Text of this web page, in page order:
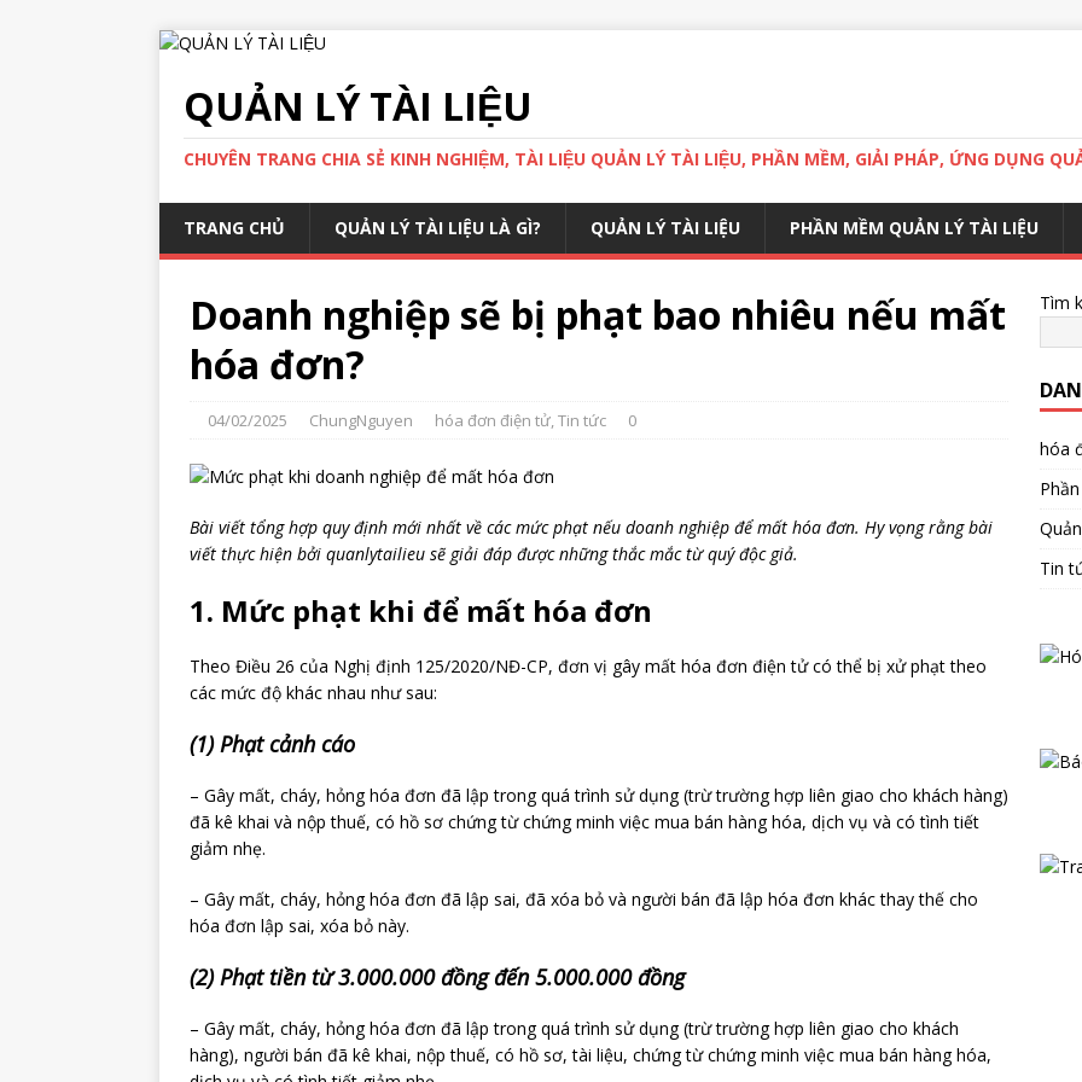
QUẢN LÝ TÀI LIỆU
CHUYÊN TRANG CHIA SẺ KINH NGHIỆM, TÀI LIỆU QUẢN LÝ TÀI LIỆU, PHẦN MỀM, GIẢI PHÁP, ỨNG DỤNG
TRANG CHỦ QUẢN LÝ TÀI LIỆU LÀ GÌ? QUẢN LÝ TÀI LIỆU PHẦN MỀM QUẢN LÝ TÀI LIỆU
Doanh nghiệp sẽ bị phạt bao nhiêu nếu mất
hóa đơn?
04/02/2025 ChungNguyen hóa đơn điện tử,Tin tức 0
Bài viết tổng hợp quy định mới nhất về các mức phạt nếu doanh nghiệp để mất hóa đơn. Hy vọng rằng bài
viết thực hiện bởi quanlytailieu sẽ giải đáp được những thắc mắc từ quý độc giả.
1. Mức phạt khi để mất hóa đơn
Theo Điều 26 của Nghị định 125/2020/NĐ-CP, đơn vị gây mất hóa đơn điện tử có thể bị xử phạt theo
các mức độ khác nhau như sau:
(1) Phạt cảnh cáo
– Gây mất, cháy, hỏng hóa đơn đã lập trong quá trình sử dụng (trừ trường hợp liên giao cho khách hàng)
đã kê khai và nộp thuế, có hồ sơ chứng từ chứng minh việc mua bán hàng hóa, dịch vụ và có tình tiết
giảm nhẹ.
– Gây mất, cháy, hỏng hóa đơn đã lập sai, đã xóa bỏ và người bán đã lập hóa đơn khác thay thế cho
hóa đơn lập sai, xóa bỏ này.
(2) Phạt tiền từ 3.000.000 đồng đến 5.000.000 đồng
– Gây mất, cháy, hỏng hóa đơn đã lập trong quá trình sử dụng (trừ trường hợp liên giao cho khách
hàng), người bán đã kê khai, nộp thuế, có hồ sơ, tài liệu, chứng từ chứng minh việc mua bán hàng hóa,
Tìm
hóa
Tin